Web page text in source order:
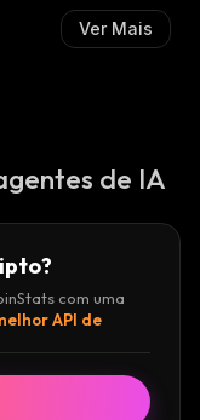
Ver Mais
de IA
com uma
API de